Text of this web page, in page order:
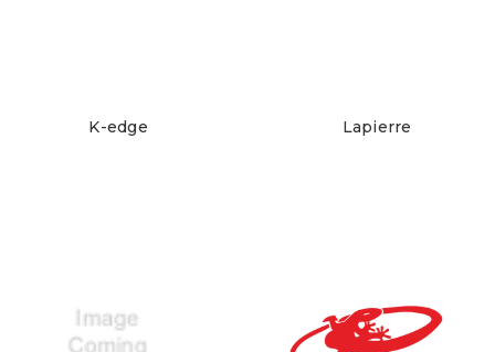
K-edge Lapierre